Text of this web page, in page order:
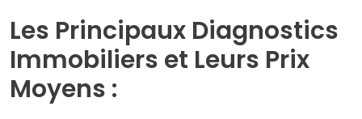
Les Principaux Diagnostics
Immobiliers et Leurs Prix
Moyens :